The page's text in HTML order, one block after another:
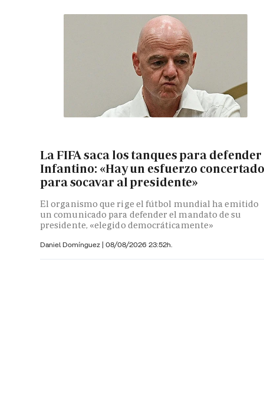
La FIFA saca los tanques para defender
Infantino: «Hay un esfuerzo
para socavar al presidente»
El organismo que rige el fútbol mundial ha emitido
un comunicado para defender el mandato de su
presidente, «elegido democráticamente»
Daniel Domínguez | 08/08/2026 23:52h.